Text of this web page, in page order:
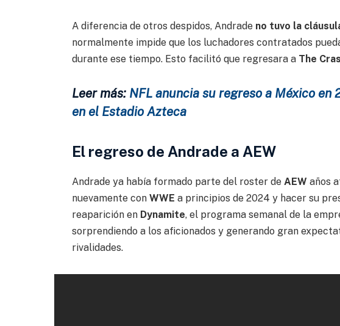
A diferencia de otros despidos, Andrade no tuvo la
normalmente impide que los luchadores contratados
durante ese tiempo. Esto facilitó que regresara a The
Leer más: NFL anuncia su regreso a México en
en el Estadio Azteca
El regreso de Andrade a AEW
Andrade ya había formado parte del roster de AEW años
nuevamente con WWE a principios de 2024 y hacer su
reaparición en Dynamite, el programa semanal de la
sorprendiendo a los aficionados y generando gran
rivalidades.